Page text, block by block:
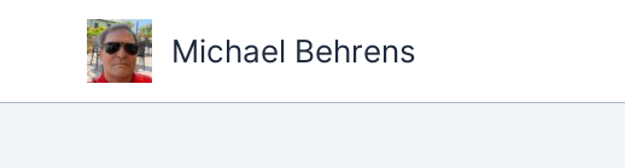
Michael Behrens